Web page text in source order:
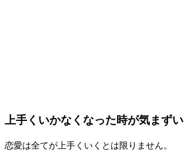
上手くいかなくなった時が気まずい
恋愛は全てが上手くいくとは限りません。